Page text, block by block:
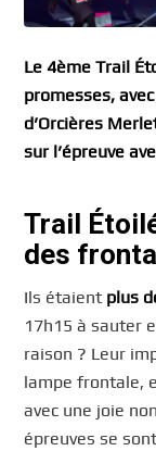
Le 4ème Trail
promesses,
d’Orcières
sur l’épreuve
Trail
des
Ils étaient plus
17h15 à sauter
raison ? Leur
lampe frontale,
avec une joie
épreuves se